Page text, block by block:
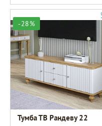
-28%
Тумба ТВ Рандеву 22